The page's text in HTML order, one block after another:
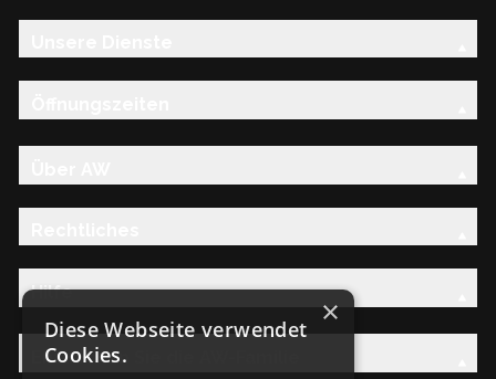
Hilfe
Entdecken Sie die AW-Familie
×
Diese Webseite verwendet
Cookies.